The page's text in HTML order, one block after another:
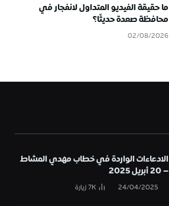
ما حقيقة الفيديو المتداول لانفجار في
محافظة صعدة حديثًا؟
02/08/2026
الادعاءات الواردة في خطاب مهدي المشاط
– 20 أبريل 2025
24/04/2025
7Kزيارة